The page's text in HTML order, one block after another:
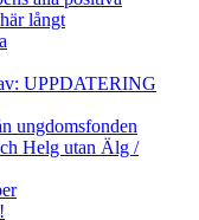
långt
UPPDATERING
ungdomsfonden
Helg utan Älg /